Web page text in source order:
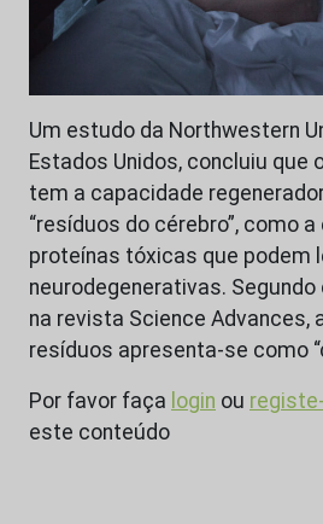
Um estudo da Northwestern
Estados Unidos, concluiu que
tem a capacidade
“resíduos do cérebro”, como
proteínas tóxicas que podem
neurodegenerativas.
na revista Science Advances,
resíduos apresenta-se como
Por favor faça login ou
este conteúdo